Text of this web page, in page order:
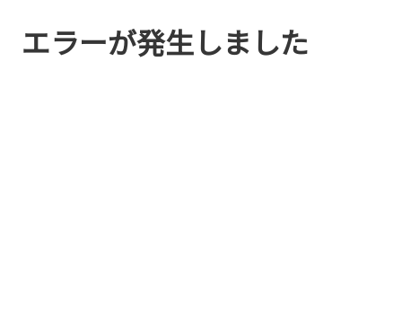
エラーが発生しました